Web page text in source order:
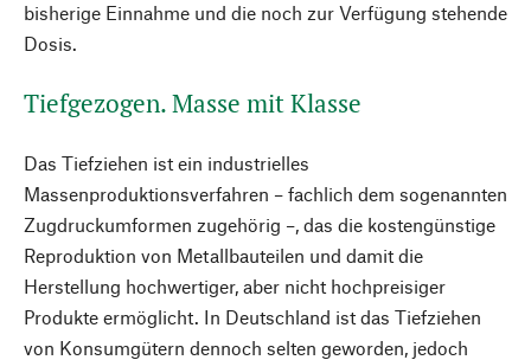
bisherige Einnahme und die noch zur Verfügung stehende
Dosis.
Tiefgezogen. Masse mit Klasse
Das Tiefziehen ist ein industrielles
Massenproduktionsverfahren – fachlich dem sogenannten
Zugdruckumformen zugehörig –, das die kostengünstige
Reproduktion von Metallbauteilen und damit die
Herstellung hochwertiger, aber nicht hochpreisiger
Produkte ermöglicht. In Deutschland ist das Tiefziehen
von Konsumgütern dennoch selten geworden, jedoch